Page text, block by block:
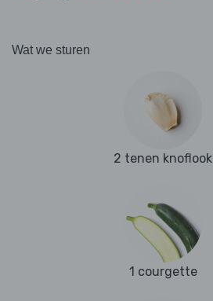
Wat we sturen
2 tenen knoflook
1 courgette